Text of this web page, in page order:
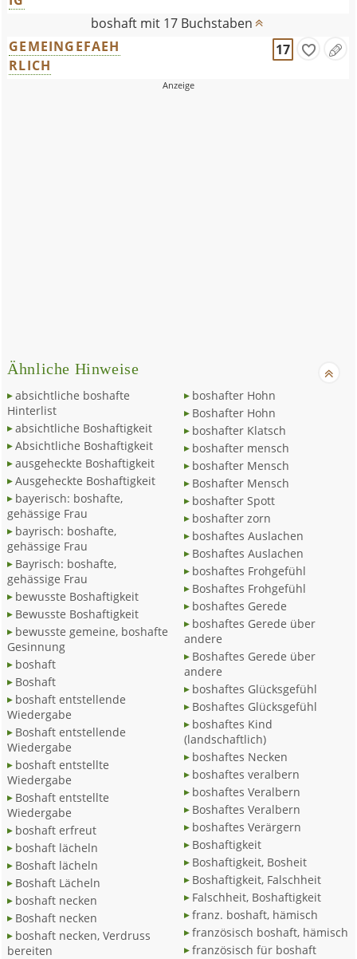
boshaft mit 17 Buchstaben
GEMEINGEFAEH
RLICH
17
Ähnliche Hinweise
absichtliche boshafte
Hinterlist
absichtliche Boshaftigkeit
Absichtliche Boshaftigkeit
ausgeheckte Boshaftigkeit
Ausgeheckte Boshaftigkeit
bayerisch: boshafte,
gehässige Frau
bayrisch: boshafte,
gehässige Frau
Bayrisch: boshafte,
gehässige Frau
bewusste Boshaftigkeit
Bewusste Boshaftigkeit
bewusste gemeine, boshafte
Gesinnung
boshaft
Boshaft
boshaft entstellende
Wiedergabe
Boshaft entstellende
Wiedergabe
boshaft entstellte
Wiedergabe
Boshaft entstellte
Wiedergabe
boshaft erfreut
boshaft lächeln
Boshaft lächeln
Boshaft Lächeln
boshaft necken
Boshaft necken
boshaft necken, Verdruss
bereiten
boshafter Hohn
Boshafter Hohn
boshafter Klatsch
boshafter mensch
boshafter Mensch
Boshafter Mensch
boshafter Spott
boshafter zorn
boshaftes Auslachen
Boshaftes Auslachen
boshaftes Frohgefühl
Boshaftes Frohgefühl
boshaftes Gerede
boshaftes Gerede über
andere
Boshaftes Gerede über
andere
boshaftes Glücksgefühl
Boshaftes Glücksgefühl
boshaftes Kind
(landschaftlich)
boshaftes Necken
boshaftes veralbern
boshaftes Veralbern
Boshaftes Veralbern
boshaftes Verärgern
Boshaftigkeit
Boshaftigkeit, Bosheit
Boshaftigkeit, Falschheit
Falschheit, Boshaftigkeit
franz. boshaft, hämisch
französisch boshaft, hämisch
französisch für boshaft